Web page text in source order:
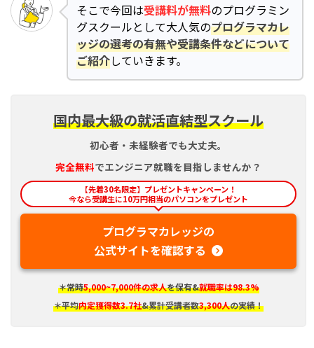
そこで今回は受講料が無料のプログラミン
グスクールとして大人気のプログラマカレ
ッジの選考の有無や受講条件などについて
ご紹介していきます。
国内最大級の就活直結型スクール
初心者・未経験者でも大丈夫。
完全無料でエンジニア就職を目指しませんか？
【先着30名限定】プレゼントキャンペーン！
今なら受講生に10万円相当のパソコンをプレゼント
プログラマカレッジの
公式サイトを確認する
＊常時5,000~7,000件の求人を保有&就職率は98.3%
＊平均内定獲得数3.7社&累計受講者数3,300人の実績！